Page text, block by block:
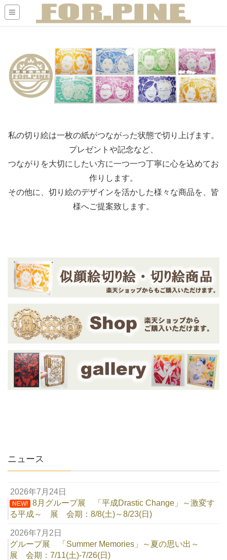
私の切り絵は一枚の紙がつながった状態で切り上げます。
プレゼントや記念など、
つながりを大切にしたい方に一つ一つ丁寧に心を込めてお
作りします。
その他に、切り絵のデザインを活かした様々な商品を、皆
様へご提案致します。
ニュース
2026年7月24日
NEW!
8月グループ展 「平成Drastic Change」～激変す
る平成～ 展 会期：8/8(土)～8/23(日)
2026年7月2日
グループ展 「Summer Memories」～夏の思い出～
展 会期：7/11(土)-7/26(日)